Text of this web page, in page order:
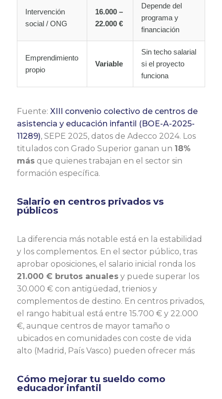
Intervención
social / ONG
16.000 –
22.000 €
Depende del
programa y
financiación
Emprendimiento
propio
Variable
Sin techo salarial
si el proyecto
funciona
Fuente: XIII convenio colectivo de centros de
asistencia y educación infantil (BOE-A-2025-
11289), SEPE 2025, datos de Adecco 2024. Los
titulados con Grado Superior ganan un 18%
más que quienes trabajan en el sector sin
formación específica.
Salario en centros privados vs
públicos
La diferencia más notable está en la estabilidad
y los complementos. En el sector público, tras
aprobar oposiciones, el salario inicial ronda los
21.000 € brutos anuales y puede superar los
30.000 € con antigüedad, trienios y
complementos de destino. En centros privados,
el rango habitual está entre 15.700 € y 22.000
€, aunque centros de mayor tamaño o
ubicados en comunidades con coste de vida
alto (Madrid, País Vasco) pueden ofrecer más
Cómo mejorar tu sueldo como
educador infantil